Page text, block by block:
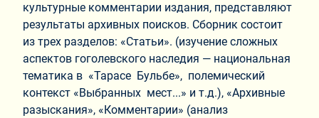
культурные комментарии издания, представляют
результаты архивных поисков. Сборник состоит
из трех разделов: «Статьи». (изучение сложных
аспектов гоголевского наследия — национальная
тематика в «Тарасе Бульбе», полемический
контекст «Выбранных мест...» и т.д.), «Архивные
разыскания», «Комментарии» (анализ